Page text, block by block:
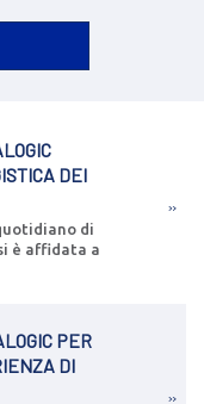
DEI
di
è affidata a
PER
DI